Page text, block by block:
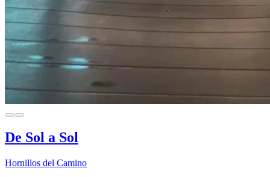
De Sol a Sol
Hornillos del Camino